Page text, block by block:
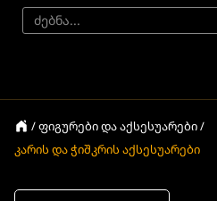
/ ფიგურები და აქსესუარები /
კარის და ჭიშკრის აქსესუარები